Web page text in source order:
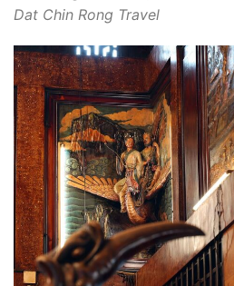
Dat Chin Rong Travel